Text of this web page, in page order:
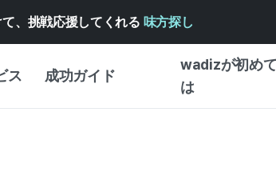
、挑戦応援してくれる 味方探し
ス 成功ガイド
wadizが初め
は